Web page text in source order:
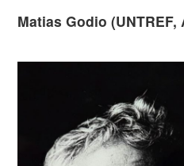
Matias Godio (UNTREF,